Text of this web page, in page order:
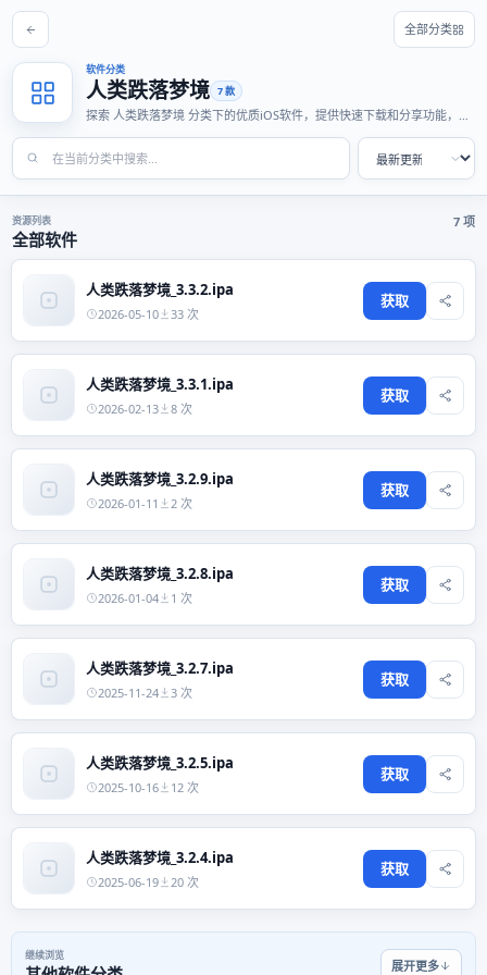
全部分类
软件分类
人类跌落梦境 7 款
探索 人类跌落梦境 分类下的优质iOS软件，提供快速下载和分享功能，适
资源列表
全部软件
7 项
人类跌落梦境_3.3.2.ipa
2026-05-10 33 次
获取
人类跌落梦境_3.3.1.ipa
2026-02-13 8 次
获取
人类跌落梦境_3.2.9.ipa
2026-01-11 2 次
获取
人类跌落梦境_3.2.8.ipa
2026-01-04 1 次
获取
人类跌落梦境_3.2.7.ipa
2025-11-24 3 次
获取
人类跌落梦境_3.2.5.ipa
2025-10-16 12 次
获取
人类跌落梦境_3.2.4.ipa
2025-06-19 20 次
获取
继续浏览
展开更多